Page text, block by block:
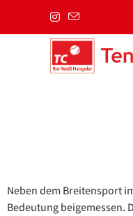
Neben dem Breitensport
Bedeutung beigemessen.